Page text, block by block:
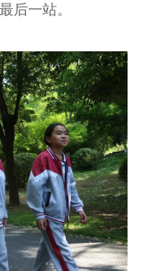
后一站。